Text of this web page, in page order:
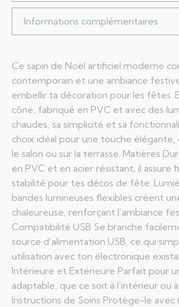
Informations complémentaires
Ce sapin de Noël artificiel moderne
contemporain et une ambiance
embellir ta décoration pour les fêtes.
cône, fabriqué en PVC et avec des
chaudes, sa simplicité et sa
choix idéal pour une touche élégante,
le salon ou sur la terrasse. Matières
en PVC et en acier résistant, il assure
stabilité pour tes décos de fête.
bandes lumineuses flexibles créent
chaleureuse, renforçant l’ambiance
Compatibilité USB Se branche
source d’alimentation USB, ce qui
utilisation avec ton électronique
Intérieure et Extérieure Parfait pour
adaptable, que ce soit à l’intérieur ou
Instructions de Soins Protège-le avec